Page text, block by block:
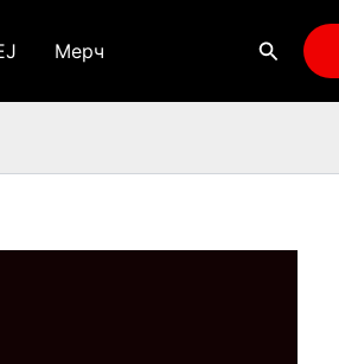
Мерч Поиск